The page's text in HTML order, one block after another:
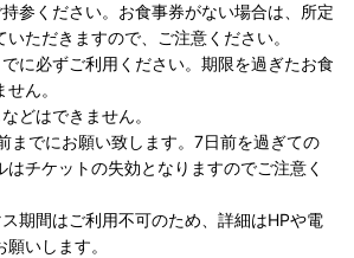
参ください。お食事券がない場合は、所定
ただきますので、ご注意ください。
に必ずご利用ください。期限を過ぎたお食
ん。
どはできません。
までにお願い致します。7日前を過ぎての
チケットの失効となりますのでご注意く
期間はご利用不可のため、詳細はHPや電
いします。